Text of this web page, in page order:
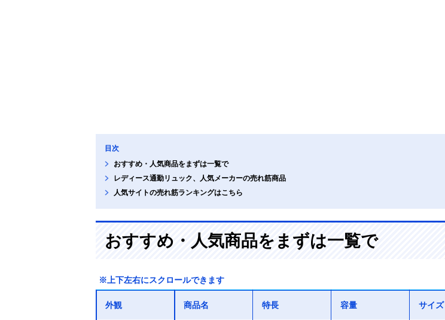
目次
おすすめ・人気商品をまずは一覧で
レディース通勤リュック、人気メーカーの売れ筋商品
人気サイトの売れ筋ランキングはこちら
おすすめ・人気商品をまずは一覧で
※上下左右にスクロールできます
外観 商品名 特長 容量 サイズ